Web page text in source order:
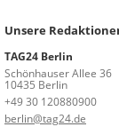
Unsere
TAG24 Berlin
Schönhauser Allee 36
10435 Berlin
+49 30 120880900
berlin@tag24.de